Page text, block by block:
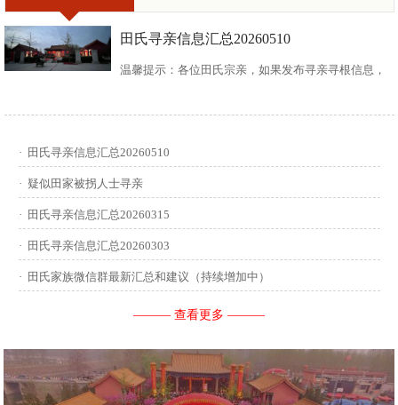
田氏寻亲信息汇总20260510
温馨提示：各位田氏宗亲，如果发布寻亲寻根信息，
讳，迁居前字辈和迁居后历次新续的字辈，分迁族人
迁居地，因何原因迁居等。最后别忘了留下联系人和
联系方式。 没有家谱的问问族中老年人口耳相传的信
息有哪些，有家谱请把家谱中的信息简...
· 田氏寻亲信息汇总20260510
· 疑似田家被拐人士寻亲
· 田氏寻亲信息汇总20260315
· 田氏寻亲信息汇总20260303
· 田氏家族微信群最新汇总和建议（持续增加中）
——— 查看更多 ———